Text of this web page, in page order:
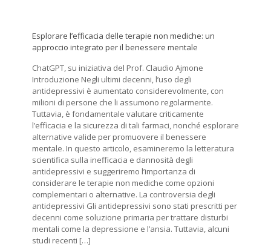
Esplorare l’efficacia delle terapie non mediche: un
approccio integrato per il benessere mentale
ChatGPT, su iniziativa del Prof. Claudio Ajmone
Introduzione Negli ultimi decenni, l’uso degli
antidepressivi è aumentato considerevolmente, con
milioni di persone che li assumono regolarmente.
Tuttavia, è fondamentale valutare criticamente
l’efficacia e la sicurezza di tali farmaci, nonché esplorare
alternative valide per promuovere il benessere
mentale. In questo articolo, esamineremo la letteratura
scientifica sulla inefficacia e dannosità degli
antidepressivi e suggeriremo l’importanza di
considerare le terapie non mediche come opzioni
complementari o alternative. La controversia degli
antidepressivi Gli antidepressivi sono stati prescritti per
decenni come soluzione primaria per trattare disturbi
mentali come la depressione e l’ansia. Tuttavia, alcuni
studi recenti […]